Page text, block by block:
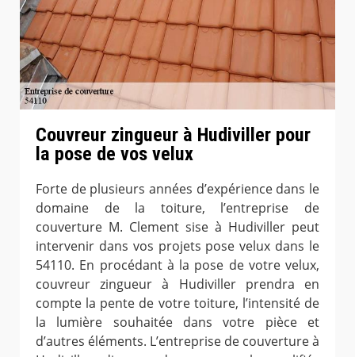
Couvreur zingueur à Hudiviller pour
la pose de vos velux
Forte de plusieurs années d’expérience dans le
domaine de la toiture, l’entreprise de
couverture M. Clement sise à Hudiviller peut
intervenir dans vos projets pose velux dans le
54110. En procédant à la pose de votre velux,
couvreur zingueur à Hudiviller prendra en
compte la pente de votre toiture, l’intensité de
la lumière souhaitée dans votre pièce et
d’autres éléments. L’entreprise de couverture à